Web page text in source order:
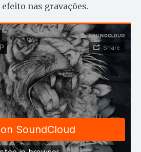
nas gravações.